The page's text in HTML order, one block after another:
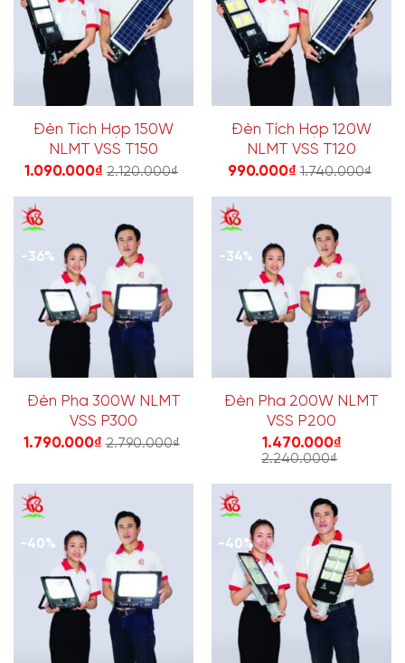
Đèn Tích Hợp 150W
NLMT VSS T150
1.090.000₫ 2.120.000₫
Đèn Tích Hợp 120W
NLMT VSS T120
990.000₫ 1.740.000₫
-36%
Đèn Pha 300W NLMT
VSS P300
1.790.000₫ 2.790.000₫
-34%
Đèn Pha 200W NLMT
VSS P200
1.470.000₫
2.240.000₫
-40% -40%